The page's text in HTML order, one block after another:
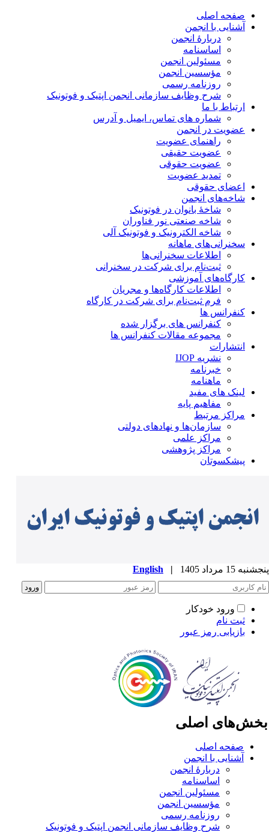
صفحه اصلی
آشنایی با انجمن
دربارۀ انجمن
اساسنامه
مسئولین انجمن
مؤسسین انجمن
روزنامه رسمی
شرح وظایف سازمانی انجمن اپتیک و فوتونیک
ارتباط با ما
شماره های تماس، ایمیل و آدرس
عضویت در انجمن
راهنمای عضویت
عضویت حقیقی
عضویت حقوقی
تمدید عضویت
اعضای حقوقی
شاخه‌های انجمن
شاخۀ بانوان در فوتونیک
شاخه صنعتی نور فناوران
شاخه‌ الکترونیک و فوتونیک آلی
سخنرانی‌های ماهانه
اطلاعات سخنرانی‌‌ها
ثبت‌نام برای شرکت در سخنرانی
کارگاه‌های آموزشی
اطلاعات کارگاه‌ها و مجریان
فرم ثبت‌نام برای شرکت در کارگاه
کنفرانس ها
کنفرانس های برگزار شده
مجموعه مقالات کنفرانس ها
انتشارات
نشریه IJOP
خبرنامه
ماهنامه
لینک های مفید
مفاهیم پایه
مراکز مرتبط
سازمان‌ها و نهادهای دولتی
مراکز علمی
مراکز پژوهشی
پیشکسوتان
15 مرداد 1405 |
English
ورود خودکار
ثبت نام
بازیابی رمز عبور
اصلی
صفحه اصلی
آشنایی با انجمن
دربارۀ انجمن
اساسنامه
مسئولین انجمن
مؤسسین انجمن
روزنامه رسمی
شرح وظایف سازمانی انجمن اپتیک و فوتونیک